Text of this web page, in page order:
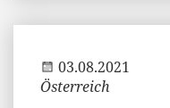
03.08.2021
Österreich